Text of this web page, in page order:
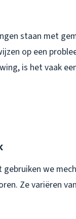
staan met
op een
is het vaak
we
Ze variëren